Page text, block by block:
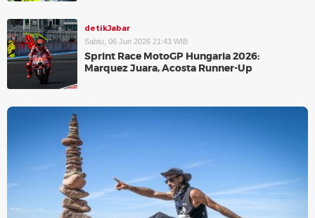
detikJabar
Sabtu, 06 Jun 2026 21:43 WIB
Sprint Race MotoGP Hungaria 2026:
Marquez Juara, Acosta Runner-Up